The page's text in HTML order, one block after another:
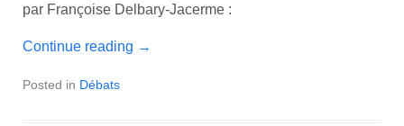
par Françoise Delbary-Jacerme :
Continue reading →
Posted in Débats